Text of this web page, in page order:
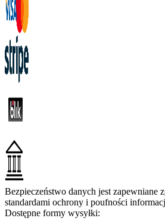
Bezpieczeństwo danych jest zapewniane
standardami ochrony i poufności
Dostępne formy wysyłki: